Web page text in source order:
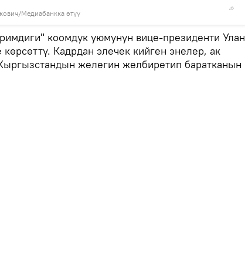
/Медиабанкка өтүү
коомдук уюмунун вице-президенти Улан
Кадрдан элечек кийген энелер, ак
желегин желбиретип баратканын